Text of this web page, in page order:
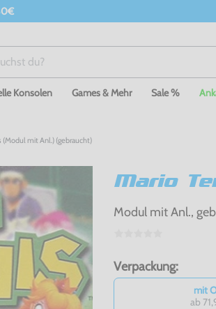
Konsolen Games & Mehr Sale %
(Modul mit Anl.) (gebraucht)
Mario
Modul mit Anl.,
Verpackung:
mit
ab